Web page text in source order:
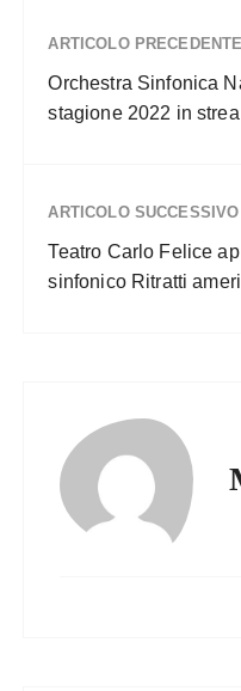
ARTICOLO PRECEDENTE
Orchestra Sinfonica
stagione 2022 in
ARTICOLO SUCCESSIVO
Teatro Carlo Felice
sinfonico Ritratti